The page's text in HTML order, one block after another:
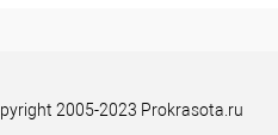
100 мл - потрясающее
2005-2023 Prokrasota.ru